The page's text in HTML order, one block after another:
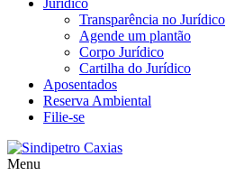
Transparência no Jurídico
Agende um plantão
Corpo Jurídico
Cartilha do Jurídico
Aposentados
Reserva Ambiental
Filie-se
Menu